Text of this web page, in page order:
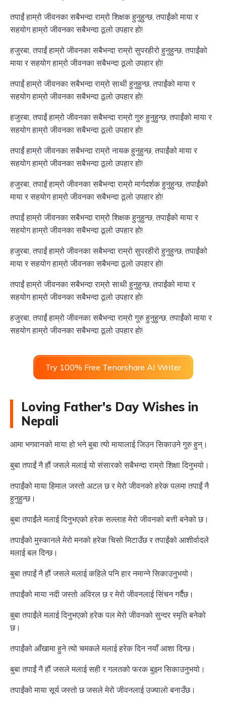
तपाईं हाम्रो जीवनका सबैभन्दा राम्रो शिक्षक हुनुहुन्छ, तपाईंको माया र
सहयोग हाम्रो जीवनका सबैभन्दा ठूलो उपहार हो!
हजुरबा, तपाईं हाम्रो जीवनका सबैभन्दा राम्रो सुपरहीरो हुनुहुन्छ, तपाईंको
माया र सहयोग हाम्रो जीवनका सबैभन्दा ठूलो उपहार हो!
तपाईं हाम्रो जीवनका सबैभन्दा राम्रो साथी हुनुहुन्छ, तपाईंको माया र
सहयोग हाम्रो जीवनका सबैभन्दा ठूलो उपहार हो!
हजुरबा, तपाईं हाम्रो जीवनका सबैभन्दा राम्रो गुरु हुनुहुन्छ, तपाईंको माया र
सहयोग हाम्रो जीवनका सबैभन्दा ठूलो उपहार हो!
तपाईं हाम्रो जीवनका सबैभन्दा राम्रो नायक हुनुहुन्छ, तपाईंको माया र
सहयोग हाम्रो जीवनका सबैभन्दा ठूलो उपहार हो!
हजुरबा, तपाईं हाम्रो जीवनका सबैभन्दा राम्रो मार्गदर्शक हुनुहुन्छ, तपाईंको
माया र सहयोग हाम्रो जीवनका सबैभन्दा ठूलो उपहार हो!
तपाईं हाम्रो जीवनका सबैभन्दा राम्रो शिक्षक हुनुहुन्छ, तपाईंको माया र
सहयोग हाम्रो जीवनका सबैभन्दा ठूलो उपहार हो!
हजुरबा, तपाईं हाम्रो जीवनका सबैभन्दा राम्रो सुपरहीरो हुनुहुन्छ, तपाईंको
माया र सहयोग हाम्रो जीवनका सबैभन्दा ठूलो उपहार हो!
तपाईं हाम्रो जीवनका सबैभन्दा राम्रो साथी हुनुहुन्छ, तपाईंको माया र
सहयोग हाम्रो जीवनका सबैभन्दा ठूलो उपहार हो!
हजुरबा, तपाईं हाम्रो जीवनका सबैभन्दा राम्रो गुरु हुनुहुन्छ, तपाईंको माया र
सहयोग हाम्रो जीवनका सबैभन्दा ठूलो उपहार हो!
Try 100% Free Tenorshare AI Writer
Loving Father's Day Wishes in
Nepali
आमा भगवानको माया हो भने बुबा त्यो मायालाई जिउन सिकाउने गुरु हुन्।
बुबा तपाईं नै हौं जसले मलाई यो संसारको सबैभन्दा राम्रो शिक्षा दिनुभयो।
तपाईंको माया हिमाल जस्तो अटल छ र मेरो जीवनको हरेक पलमा तपाईं नै
हुनुहुन्छ।
बुबा तपाईंले मलाई दिनुभएको हरेक सल्लाह मेरो जीवनको बत्ती बनेको छ।
तपाईंको मुस्कानले मेरो मनको हरेक चिसो मिटाउँछ र तपाईंको आशीर्वादले
मलाई बल दिन्छ।
बुबा तपाईं नै हौं जसले मलाई कहिले पनि हार नमान्ने सिकाउनुभयो।
तपाईंको माया नदी जस्तो अविरल छ र मेरो जीवनलाई सिंचन गर्दैछ।
बुबा तपाईंले मलाई दिनुभएको हरेक पल मेरो जीवनको सुन्दर स्मृति बनेको
छ।
तपाईंको आँखामा हुने त्यो चमकले मलाई हरेक दिन नयाँ आशा दिन्छ।
बुबा तपाईं नै हौं जसले मलाई सही र गलतको फरक बुझ्न सिकाउनुभयो।
तपाईंको माया सूर्य जस्तो छ जसले मेरो जीवनलाई उज्यालो बनाउँछ।